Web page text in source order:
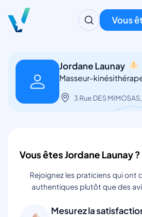
Vous
Jordane Launay
Masseur-
3 Rue DES
Vous êtes Jordane Launay ?
Rejoignez les praticiens qui ont
authentiques plutôt que des
Mesurez la